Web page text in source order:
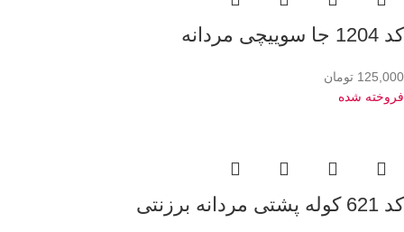
کد 1204 جا سوییچی مردانه
125,000 تومان
فروخته شده
کد 621 کوله پشتی مردانه برزنتی